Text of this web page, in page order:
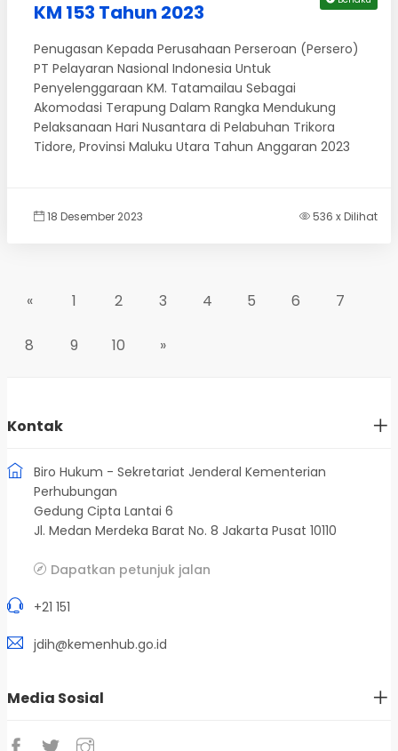
KM 153 Tahun 2023
Penugasan Kepada Perusahaan Perseroan (Persero)
PT Pelayaran Nasional Indonesia Untuk
Penyelenggaraan KM. Tatamailau Sebagai
Akomodasi Terapung Dalam Rangka Mendukung
Pelaksanaan Hari Nusantara di Pelabuhan Trikora
Tidore, Provinsi Maluku Utara Tahun Anggaran 2023
18 Desember 2023 536 x Dilihat
« 1 2 3 4 5 6 7
8 9 10 »
Kontak
Biro Hukum - Sekretariat Jenderal Kementerian
Perhubungan
Gedung Cipta Lantai 6
Jl. Medan Merdeka Barat No. 8 Jakarta Pusat 10110
Dapatkan petunjuk jalan
+21 151
jdih@kemenhub.go.id
Media Sosial